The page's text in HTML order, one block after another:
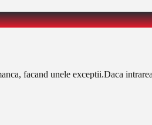
facand unele exceptii.Daca